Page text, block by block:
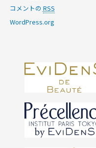
コメントの RSS
WordPress.org